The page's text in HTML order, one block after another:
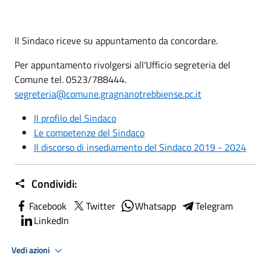
Il Sindaco riceve su appuntamento da concordare.
Per appuntamento rivolgersi all'Ufficio segreteria del
Comune tel. 0523/788444.
segreteria@comune.gragnanotrebbiense.pc.it
Il profilo del Sindaco
Le competenze del Sindaco
Il discorso di insediamento del Sindaco 2019 - 2024
Condividi:
Facebook Twitter Whatsapp
Telegram
LinkedIn
Vedi azioni